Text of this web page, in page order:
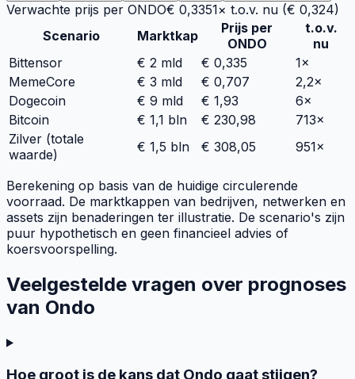
Verwachte prijs per ONDO€ 0,3351× t.o.v. nu (€ 0,324)
Scenario
Marktkap
Prijs per
ONDO
t.o.v.
nu
Bittensor
€ 2 mld € 0,335
1×
MemeCore
€ 3 mld € 0,707
2,2×
Dogecoin
€ 9 mld € 1,93
6×
Bitcoin
€ 1,1 bln € 230,98
713×
Zilver (totale
waarde)
€ 1,5 bln € 308,05 951×
Berekening op basis van de huidige circulerende
voorraad. De marktkappen van bedrijven, netwerken en
assets zijn benaderingen ter illustratie. De scenario's zijn
puur hypothetisch en geen financieel advies of
koersvoorspelling.
Veelgestelde vragen over prognoses
van Ondo
Hoe groot is de kans dat Ondo gaat stijgen?